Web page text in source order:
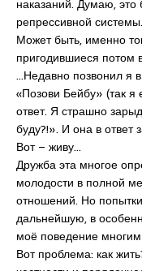
наказаний. Думаю,
репрессивной системы.
Может быть, именно
пригодившиеся потом
…Недавно позвонил я
«Позови Бейбу» (так
ответ. Я страшно
буду?!». И она в ответ
Вот – живу…
Дружба эта многое
молодости в полной
отношений. Но
дальнейшую, в
моё поведение
Вот проблема: как